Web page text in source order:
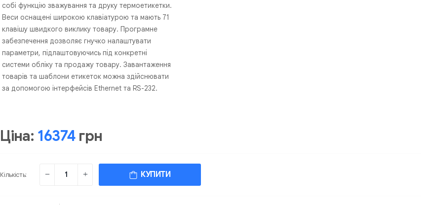
собі функцію зважування та друку термоетикетки.
Веси оснащені широкою клавіатурою та мають 71
клавішу швидкого виклику товару. Програмне
забезпечення дозволяє гнучко налаштувати
параметри, підлаштовуючись під конкретні
системи обліку та продажу товару. Завантаження
товарів та шаблони етикеток можна здійснювати
за допомогою інтерфейсів Ethernet та RS-232.
Ціна: 16374 грн
Кількість: КУПИТИ